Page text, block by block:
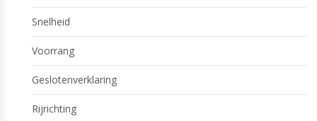
Snelheid
Voorrang
Geslotenverklaring
Rijrichting